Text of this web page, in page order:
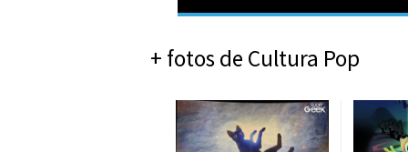
+ fotos de Cultura Pop